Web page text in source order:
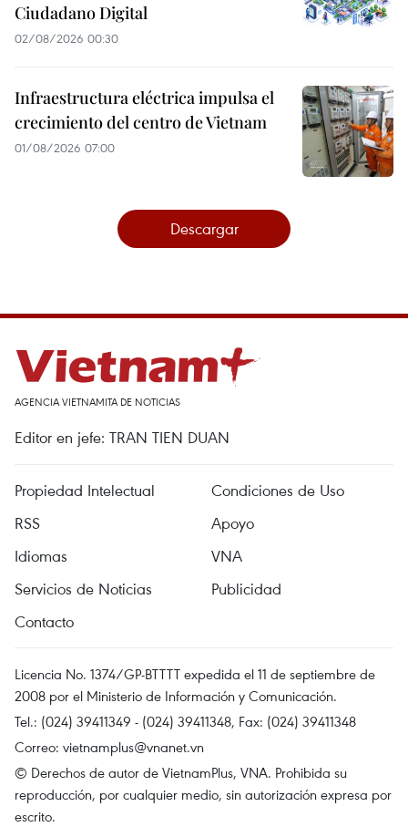
Ciudadano Digital
02/08/2026 00:30
Infraestructura eléctrica impulsa el
crecimiento del centro de Vietnam
01/08/2026 07:00
Descargar
AGENCIA VIETNAMITA DE NOTICIAS
Editor en jefe: TRAN TIEN DUAN
Propiedad Intelectual
Condiciones de Uso
RSS
Apoyo
Idiomas
VNA
Servicios de Noticias
Publicidad
Contacto
Licencia No. 1374/GP-BTTTT expedida el 11 de septiembre de
2008 por el Ministerio de Información y Comunicación.
Tel.: (024) 39411349 - (024) 39411348, Fax: (024) 39411348
Correo: vietnamplus@vnanet.vn
© Derechos de autor de VietnamPlus, VNA. Prohibida su
reproducción, por cualquier medio, sin autorización expresa por
escrito.